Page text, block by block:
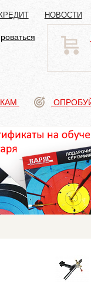
НОВОСТИ